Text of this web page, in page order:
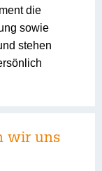
die
sowie
stehen
wir uns